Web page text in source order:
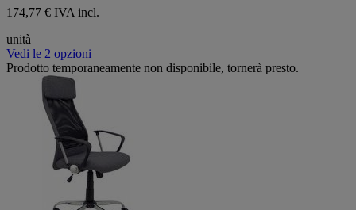
174,77 € IVA incl.
unità
Vedi le 2 opzioni
Prodotto temporaneamente non disponibile, tornerà presto.